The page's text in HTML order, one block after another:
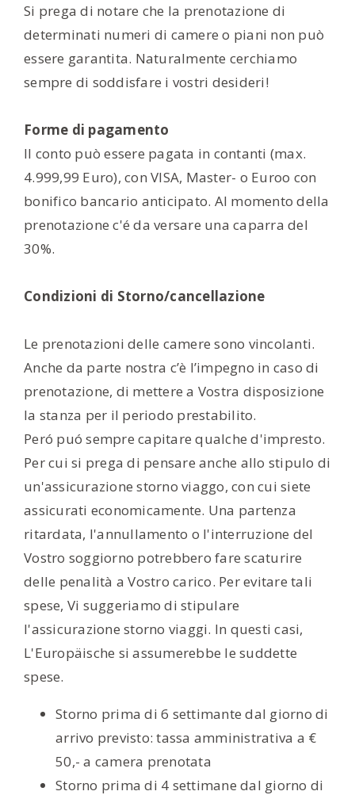
Si prega di notare che la prenotazione di
determinati numeri di camere o piani non può
essere garantita. Naturalmente cerchiamo
sempre di soddisfare i vostri desideri!
Forme di pagamento
Il conto può essere pagata in contanti (max.
4.999,99 Euro), con VISA, Master- o Euroo con
bonifico bancario anticipato. Al momento della
prenotazione c'é da versare una caparra del
30%.
Condizioni di Storno/cancellazione
Le prenotazioni delle camere sono vincolanti.
Anche da parte nostra c’è l’impegno in caso di
prenotazione, di mettere a Vostra disposizione
la stanza per il periodo prestabilito.
Peró puó sempre capitare qualche d'impresto.
Per cui si prega di pensare anche allo stipulo di
un'assicurazione storno viaggo, con cui siete
assicurati economicamente. Una partenza
ritardata, l'annullamento o l'interruzione del
Vostro soggiorno potrebbero fare scaturire
delle penalità a Vostro carico. Per evitare tali
spese, Vi suggeriamo di stipulare
l'assicurazione storno viaggi. In questi casi,
L'Europäische si assumerebbe le suddette
spese.
Storno prima di 6 settimante dal giorno di
arrivo previsto:tassa amministrativa a €
50,- a camera prenotata
Storno prima di 4 settimane dal giorno di